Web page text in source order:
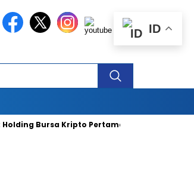
Bursa Kripto Pertama Masuk Bursa Saham
ID